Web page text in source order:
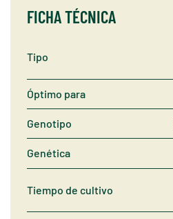
FICHA TÉCNICA
Tipo
Óptimo para
Genotipo
Genética
Tiempo de cultivo